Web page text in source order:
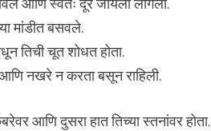
मांडीत बसवले.
तिची चूत शोधत होता.
आणि नखरे न करता बसून राहिली.
आणि दुसरा हात तिच्या स्तनांवर होता.